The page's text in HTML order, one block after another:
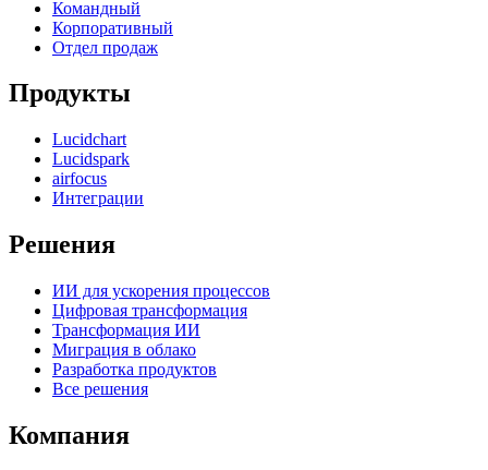
Командный
Корпоративный
Отдел продаж
Продукты
Lucidchart
Lucidspark
airfocus
Интеграции
Решения
ИИ для ускорения процессов
Цифровая трансформация
Трансформация ИИ
Миграция в облако
Разработка продуктов
Все решения
Компания